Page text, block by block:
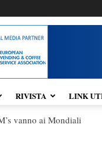
RIVISTA LINK
vanno ai Mondiali